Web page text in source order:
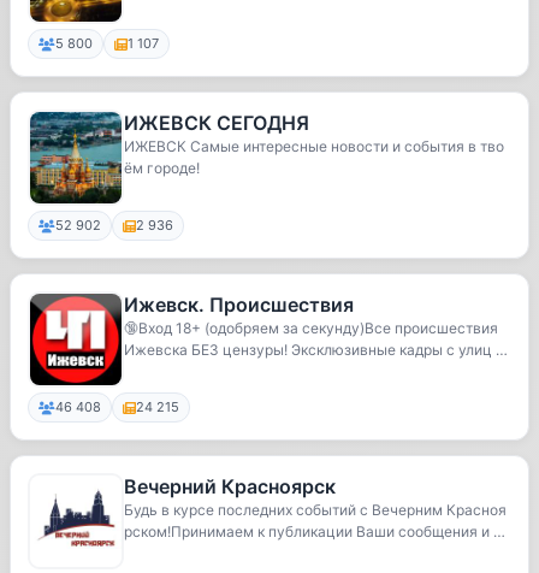
5 800 1 107
ИЖЕВСК СЕГОДНЯ
ИЖЕВСК Самые интересные новости и события в тво
ём городе!
52 902 2 936
Ижевск. Происшествия
🔞Вход 18+ (одобряем за секунду)Все происшествия
Ижевска БЕЗ цензуры! Эксклюзивные кадры с улиц н
46 408 24 215
Вечерний Красноярск
Будь в курсе последних событий c Вечерним Красноя
рском!Принимаем к публикации Ваши сообщения и ф